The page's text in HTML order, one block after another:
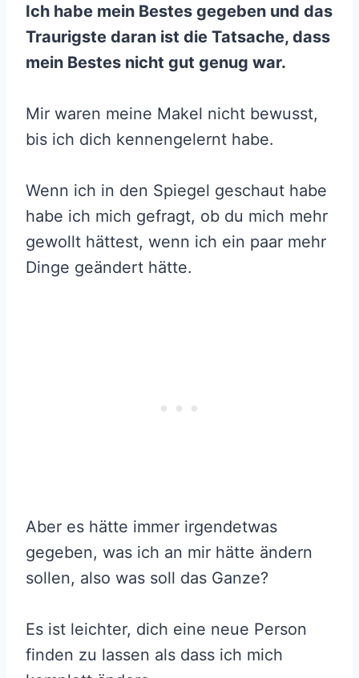
Ich habe mein Bestes gegeben und das
Traurigste daran ist die Tatsache, dass
mein Bestes nicht gut genug war.
Mir waren meine Makel nicht bewusst,
bis ich dich kennengelernt habe.
Wenn ich in den Spiegel geschaut habe
habe ich mich gefragt, ob du mich mehr
gewollt hättest, wenn ich ein paar mehr
Dinge geändert hätte.
Aber es hätte immer irgendetwas
gegeben, was ich an mir hätte ändern
sollen, also was soll das Ganze?
Es ist leichter, dich eine neue Person
finden zu lassen als dass ich mich